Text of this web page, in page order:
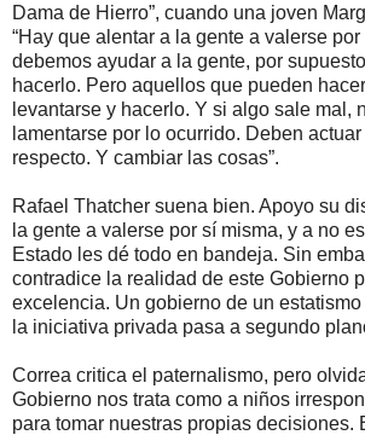
Dama de Hierro”, cuando una joven
“Hay que alentar a la gente a valerse
debemos ayudar a la gente, por
hacerlo. Pero aquellos que pueden
levantarse y hacerlo. Y si algo sale mal,
lamentarse por lo ocurrido. Deben actuar
respecto. Y cambiar las cosas”.
Rafael Thatcher suena bien. Apoyo su
la gente a valerse por sí misma, y a no
Estado les dé todo en bandeja. Sin
contradice la realidad de este Gobierno
excelencia. Un gobierno de un
la iniciativa privada pasa a segundo
Correa critica el paternalismo, pero
Gobierno nos trata como a niños
para tomar nuestras propias decisiones.